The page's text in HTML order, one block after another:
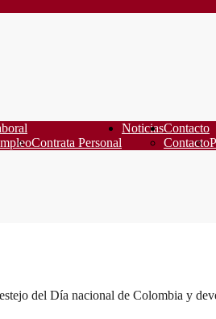
Contrata Personal
NoticiasContacto
Contacto
del Día nacional de Colombia y